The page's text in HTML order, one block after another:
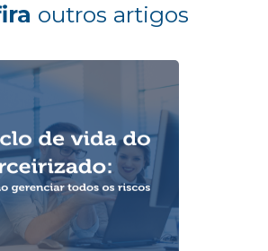
outros artigos